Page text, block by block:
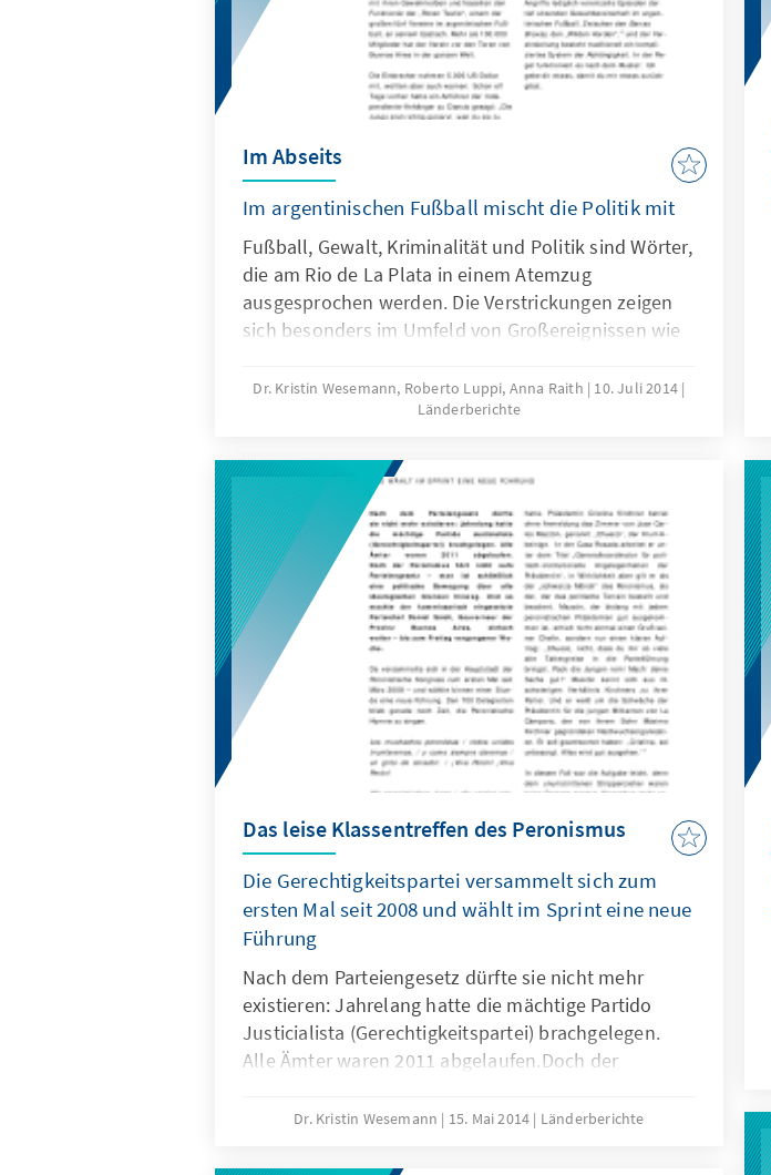
Im Abseits
Im argentinischen Fußball mischt die Politik mit
Fußball, Gewalt, Kriminalität und Politik sind Wörter,
die am Rio de La Plata in einem Atemzug
ausgesprochen werden. Die Verstrickungen zeigen
sich besonders im Umfeld von Großereignissen wie
Brasilien. Die Wurzeln des Problems liegen tief –
denn oft ziehen bekannte Personen aus dem
Dr. Kristin Wesemann, Roberto Luppi, Anna Raith
10. Juli 2014
Länderberichte
Das leise Klassentreffen des Peronismus
Die Gerechtigkeitspartei versammelt sich zum
ersten Mal seit 2008 und wählt im Sprint eine neue
Führung
Nach dem Parteiengesetz dürfte sie nicht mehr
existieren: Jahrelang hatte die mächtige Partido
Justicialista (Gerechtigkeitspartei) brachgelegen.
Alle Ämter waren 2011 abgelaufen.Doch der
schließlich eine politische Bewegung über alle
Dr. Kristin Wesemann 15. Mai 2014 Länderberichte